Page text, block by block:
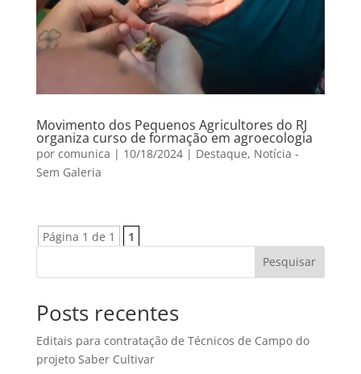
Movimento dos Pequenos Agricultores do RJ
organiza curso de formação em agroecologia
por comunica | 10/18/2024| Destaque, Notícia -
Sem Galeria
Página 1 de 1
1
Pesquisar
Posts recentes
Editais para contratação de Técnicos de Campo do
projeto Saber Cultivar